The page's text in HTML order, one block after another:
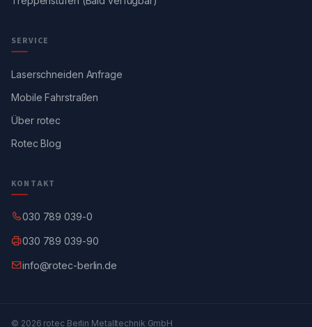
SERVICE
Laserschneiden Anfrage
Mobile Fahrstraßen
Über rotec
Rotec Blog
KONTAKT
030 789 039-0
030 789 039-90
info@rotec-berlin.de
© 2026 rotec Berlin Metalltechnik GmbH